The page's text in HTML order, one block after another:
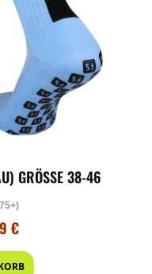
GRÖSSE 38-46
€